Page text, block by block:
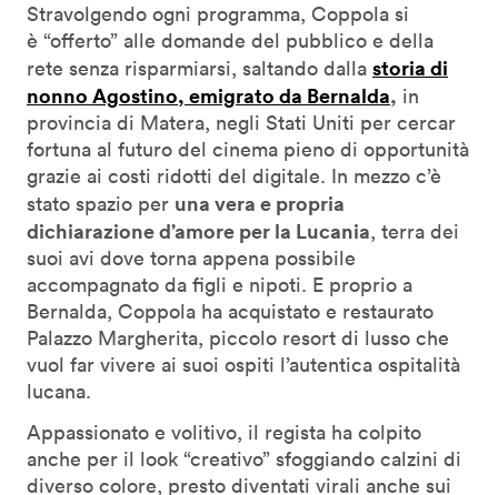
Stravolgendo ogni programma, Coppola si
è “offerto” alle domande del pubblico e della
rete senza risparmiarsi, saltando dalla storia di
nonno Agostino, emigrato da Bernalda, in
provincia di Matera, negli Stati Uniti per cercar
fortuna al futuro del cinema pieno di opportunità
grazie ai costi ridotti del digitale. In mezzo c’è
stato spazio per una vera e propria
dichiarazione d’amore per la Lucania, terra dei
suoi avi dove torna appena possibile
accompagnato da figli e nipoti. E proprio a
Bernalda, Coppola ha acquistato e restaurato
Palazzo Margherita, piccolo resort di lusso che
vuol far vivere ai suoi ospiti l’autentica ospitalità
lucana.
Appassionato e volitivo, il regista ha colpito
anche per il look “creativo” sfoggiando calzini di
diverso colore, presto diventati virali anche sui